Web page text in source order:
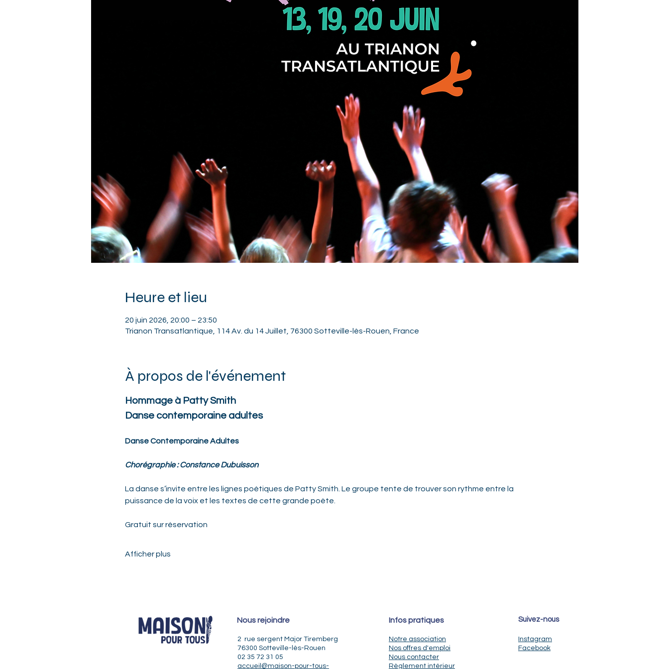
Heure et lieu
20 juin 2026, 20:00 – 23:50
Trianon Transatlantique, 114 Av. du 14 Juillet, 76300 Sotteville-lès-Rouen, France
À propos de l'événement
Hommage à Patty Smith
Danse contemporaine adultes
Danse Contemporaine Adultes
Chorégraphie : Constance Dubuisson
La danse s’invite entre les lignes poétiques de Patty Smith. Le groupe tente de trouver son rythme entre la
puissance de la voix et les textes de cette grande poète.
Gratuit sur réservation
Afficher plus
Nous rejoindre
2 rue sergent Major Tiremberg
76300 Sotteville-lès-Rouen
02 35 72 31 05
accueil@maison-pour-tous-
Infos pratiques
Notre association
Nos offres d'emploi
Nous contacter
Règlement intérieur
Suivez-nous
Instagram
Facebook